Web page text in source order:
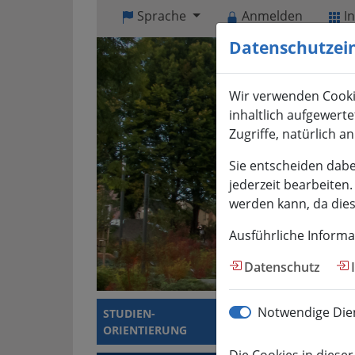
Sprache Anmelden
STUDIEN­
ORIENTIERUNG
STUDIERENDE
Wir verwenden
inhaltlich
Zugriffe, natürlich
Sie entscheiden
jederzeit
werden kann, da
Ausführliche
Datenschutz
Notwendige